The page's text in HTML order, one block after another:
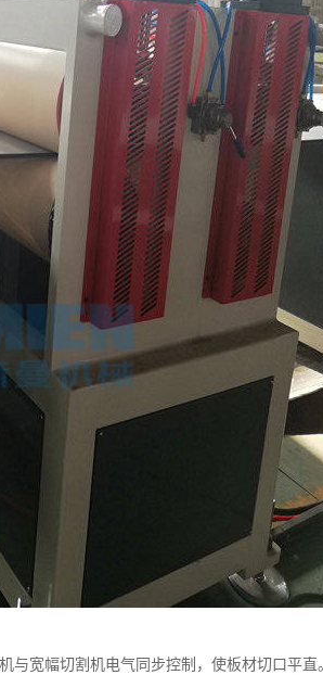
宽幅切割机电气同步控制，使板材切口平直